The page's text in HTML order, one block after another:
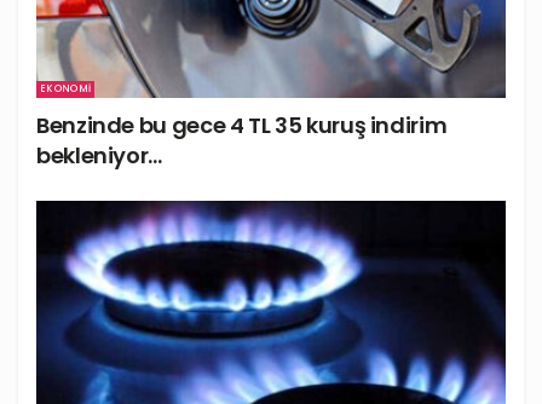
EKONOMI
Benzinde bu gece 4 TL 35 kuruş indirim
bekleniyor…